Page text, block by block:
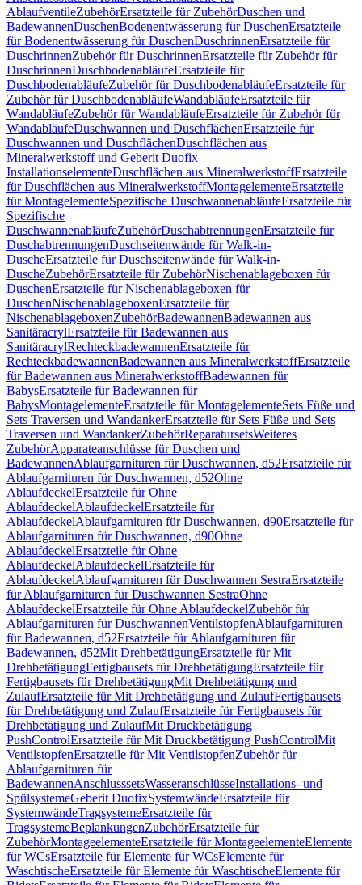
AblaufventileZubehörErsatzteile für ZubehörDuschen und
BadewannenDuschenBodenentwässerung für DuschenErsatzteile
für Bodenentwässerung für DuschenDuschrinnenErsatzteile für
DuschrinnenZubehör für DuschrinnenErsatzteile für Zubehör für
DuschrinnenDuschbodenabläufeErsatzteile für
DuschbodenabläufeZubehör für DuschbodenabläufeErsatzteile für
Zubehör für DuschbodenabläufeWandabläufeErsatzteile für
WandabläufeZubehör für WandabläufeErsatzteile für Zubehör für
WandabläufeDuschwannen und DuschflächenErsatzteile für
Duschwannen und DuschflächenDuschflächen aus
Mineralwerkstoff und Geberit Duofix
InstallationselementeDuschflächen aus MineralwerkstoffErsatzteile
für Duschflächen aus MineralwerkstoffMontagelementeErsatzteile
für MontagelementeSpezifische DuschwannenabläufeErsatzteile für
Spezifische
DuschwannenabläufeZubehörDuschabtrennungenErsatzteile für
DuschabtrennungenDuschseitenwände für Walk-in-
DuscheErsatzteile für Duschseitenwände für Walk-in-
DuscheZubehörErsatzteile für ZubehörNischenablageboxen für
DuschenErsatzteile für Nischenablageboxen für
DuschenNischenablageboxenErsatzteile für
NischenablageboxenZubehörBadewannenBadewannen aus
SanitäracrylErsatzteile für Badewannen aus
SanitäracrylRechteckbadewannenErsatzteile für
RechteckbadewannenBadewannen aus MineralwerkstoffErsatzteile
für Badewannen aus MineralwerkstoffBadewannen für
BabysErsatzteile für Badewannen für
BabysMontagelementeErsatzteile für MontagelementeSets Füße und
Sets Traversen und WandankerErsatzteile für Sets Füße und Sets
Traversen und WandankerZubehörReparatursetsWeiteres
ZubehörApparateanschlüsse für Duschen und
BadewannenAblaufgarnituren für Duschwannen, d52Ersatzteile für
Ablaufgarnituren für Duschwannen, d52Ohne
AblaufdeckelErsatzteile für Ohne
AblaufdeckelAblaufdeckelErsatzteile für
AblaufdeckelAblaufgarnituren für Duschwannen, d90Ersatzteile für
Ablaufgarnituren für Duschwannen, d90Ohne
AblaufdeckelErsatzteile für Ohne
AblaufdeckelAblaufdeckelErsatzteile für
AblaufdeckelAblaufgarnituren für Duschwannen SestraErsatzteile
für Ablaufgarnituren für Duschwannen SestraOhne
AblaufdeckelErsatzteile für Ohne AblaufdeckelZubehör für
Ablaufgarnituren für DuschwannenVentilstopfenAblaufgarnituren
für Badewannen, d52Ersatzteile für Ablaufgarnituren für
Badewannen, d52Mit DrehbetätigungErsatzteile für Mit
DrehbetätigungFertigbausets für DrehbetätigungErsatzteile für
Fertigbausets für DrehbetätigungMit Drehbetätigung und
ZulaufErsatzteile für Mit Drehbetätigung und ZulaufFertigbausets
für Drehbetätigung und ZulaufErsatzteile für Fertigbausets für
Drehbetätigung und ZulaufMit Druckbetätigung
PushControlErsatzteile für Mit Druckbetätigung PushControlMit
VentilstopfenErsatzteile für Mit VentilstopfenZubehör für
Ablaufgarnituren für
BadewannenAnschlusssetsWasseranschlüsseInstallations- und
SpülsystemeGeberit DuofixSystemwändeErsatzteile für
SystemwändeTragsystemeErsatzteile für
TragsystemeBeplankungenZubehörErsatzteile für
ZubehörMontageelementeErsatzteile für MontageelementeElemente
für WCsErsatzteile für Elemente für WCsElemente für
WaschtischeErsatzteile für Elemente für WaschtischeElemente für